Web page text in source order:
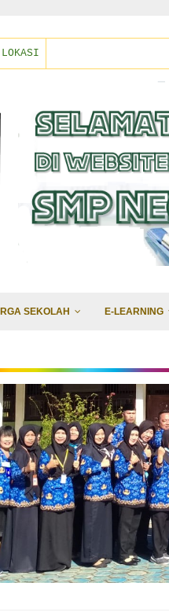
SEKOLAH E-LEARNING